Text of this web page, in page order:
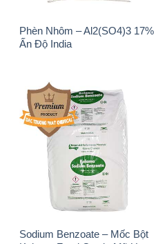
Phèn Nhôm – Al2(SO4)3 17%
Ấn Độ India
Sodium Benzoate – Mốc Bột